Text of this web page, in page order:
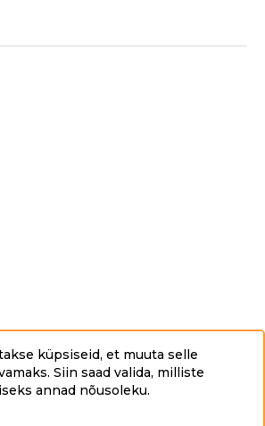
küpsiseid, et muuta selle
Siin saad valida, milliste
annad nõusoleku.